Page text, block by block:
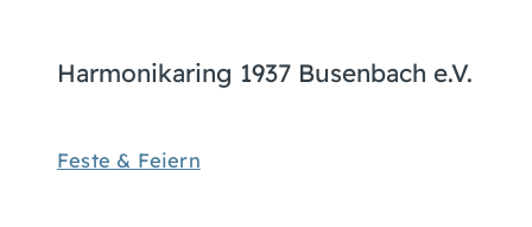
Harmonikaring 1937 Busenbach e.V.
Feste & Feiern